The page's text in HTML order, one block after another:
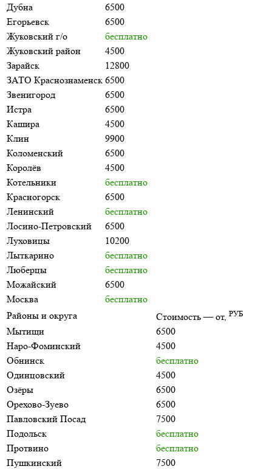
Дубна
6500
Егорьевск
6500
Жуковский г/о
бесплатно
Жуковский район
4500
Зарайск
12800
ЗАТО Краснознаменск 6500
Звенигород
6500
Истра
6500
Кашира
4500
Клин
9900
Коломенский
6500
Королёв
4500
Котельники
бесплатно
Красногорск
6500
Ленинский
бесплатно
Лосино-Петровский
6500
Луховицы
10200
Лыткарино
бесплатно
Люберцы
бесплатно
Можайский
6500
Москва
бесплатно
Районы и округа
Стоимость — от, РУБ
Мытищи
6500
Наро-Фоминский
4500
Обнинск
бесплатно
Одинцовский
4500
Озёры
6500
Орехово-Зуево
6500
Павловский Посад
7500
Подольск
бесплатно
Протвино
бесплатно
Пушкинский
7500